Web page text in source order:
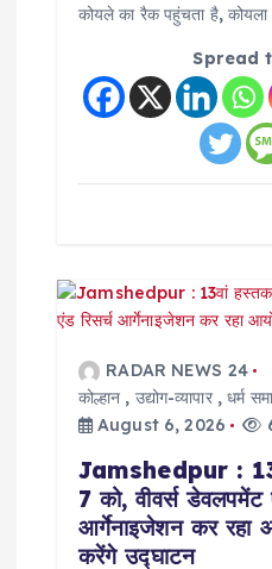
कोयले का रैक पहुंचता है, कोयला
Spread
RADAR NEWS 24
कोल्हान , उद्योग-व्यापार,धर्म
August 6, 2026
Jamshedpur :
7 को, वीवर्स डेवलपमेंट
आर्गेनाइजेशन कर रहा
करेंगे उद्घाटन